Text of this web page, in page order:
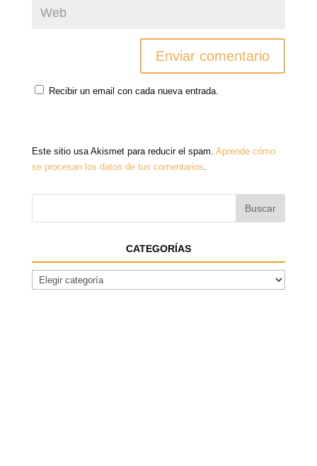
Recibir un email con cada nueva entrada.
Este sitio usa Akismet para reducir el spam. Aprende cómo
se procesan los datos de tus comentarios.
CATEGORÍAS